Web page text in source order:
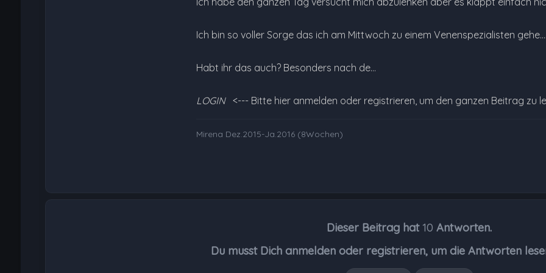
Ich bin so voller Sorge das ich am Mittwoch zu einem Venenspezialisten gehe....
Habt ihr das auch? Besonders nach de…
LOGIN <--- Bitte hier anmelden oder registrieren, um den ganzen Beitrag zu
Mirena Dez.2015-Ja.2016 (8Wochen)
Dieser Beitrag hat 10 Antworten.
Du musst Dich anmelden oder registrieren, um die Antworten